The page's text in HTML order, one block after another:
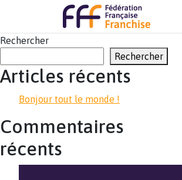
Rechercher
Rechercher
Articles récents
Bonjour tout le monde !
Commentaires
récents